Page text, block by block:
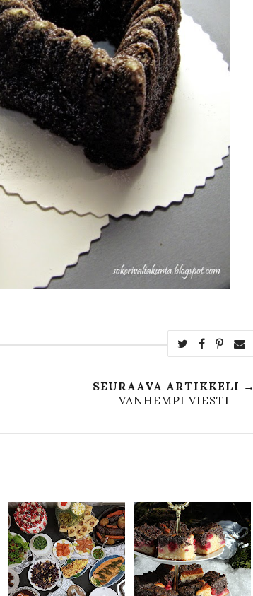
SEURAAVA ARTIKKELI →
VANHEMPI VIESTI